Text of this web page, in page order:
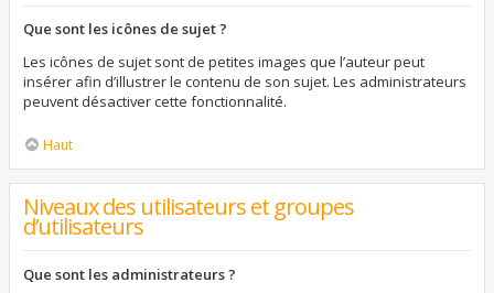
Que sont les icônes de sujet ?
Les icônes de sujet sont de petites images que l’auteur peut
insérer afin d’illustrer le contenu de son sujet. Les administrateurs
peuvent désactiver cette fonctionnalité.
Haut
Niveaux des utilisateurs et groupes
d’utilisateurs
Que sont les administrateurs ?